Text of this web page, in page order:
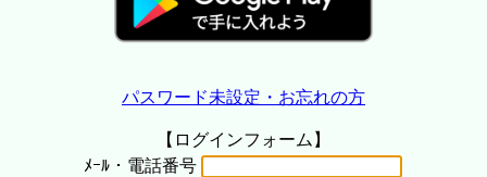
パスワード未設定・お忘れの方
【ログインフォーム】
ﾒｰﾙ・電話番号